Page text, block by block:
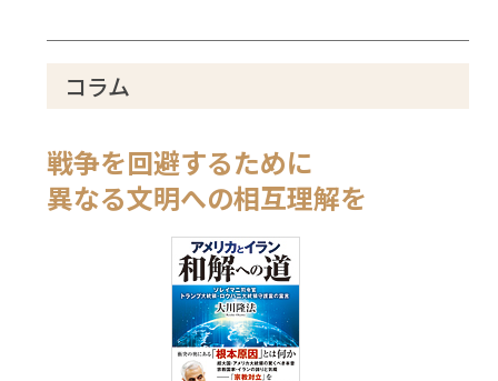
コラム
戦争を回避するために
異なる文明への相互理解を